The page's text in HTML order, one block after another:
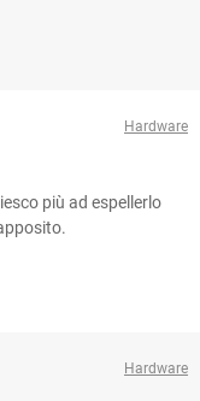
Hardware
più ad espellerlo
Hardware